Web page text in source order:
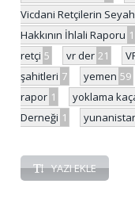
Vicdani Retçilerin
Hakkının İhlali Raporu 1
retçi 5 vr der 21
şahitleri 7 yemen 59
rapor 1 yoklama
Derneği 1
YAZI EKLE